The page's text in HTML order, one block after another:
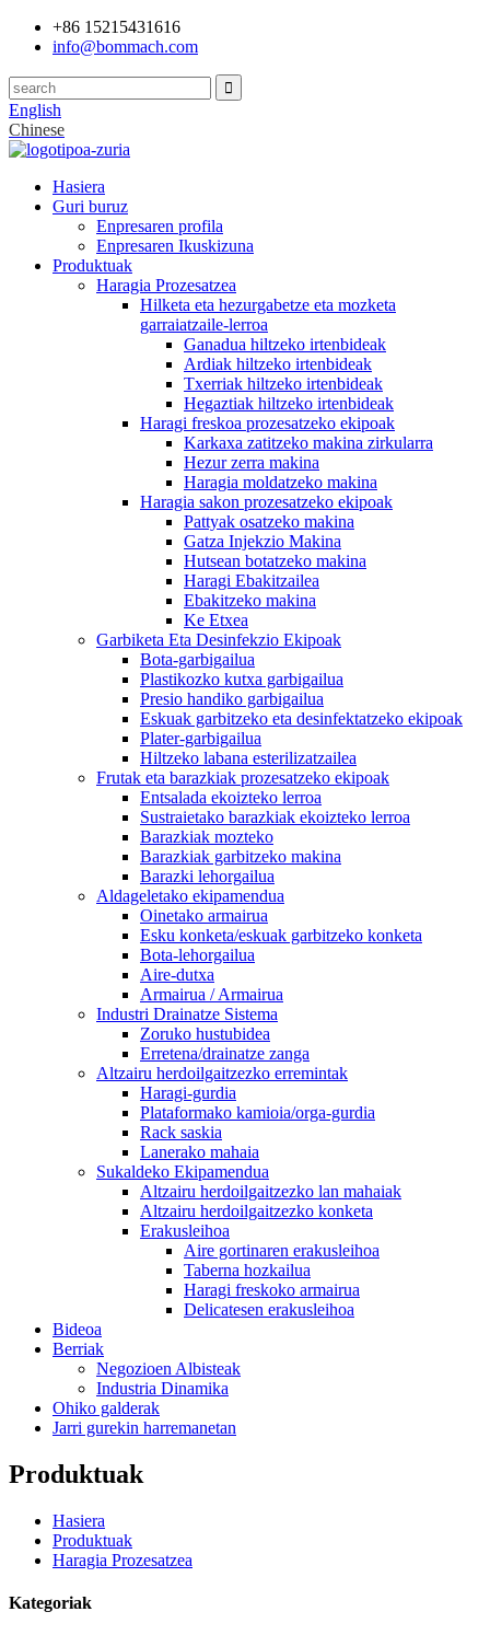
+86 15215431616
info@bommach.com
English
Chinese
Hasiera
Guri buruz
Enpresaren profila
Enpresaren Ikuskizuna
Produktuak
Haragia Prozesatzea
Hilketa eta hezurgabetze eta mozketa
garraiatzaile-lerroa
Ganadua hiltzeko irtenbideak
Ardiak hiltzeko irtenbideak
Txerriak hiltzeko irtenbideak
Hegaztiak hiltzeko irtenbideak
Haragi freskoa prozesatzeko ekipoak
Karkaxa zatitzeko makina zirkularra
Hezur zerra makina
Haragia moldatzeko makina
Haragia sakon prozesatzeko ekipoak
Pattyak osatzeko makina
Gatza Injekzio Makina
Hutsean botatzeko makina
Haragi Ebakitzailea
Ebakitzeko makina
Ke Etxea
Garbiketa Eta Desinfekzio Ekipoak
Bota-garbigailua
Plastikozko kutxa garbigailua
Presio handiko garbigailua
Eskuak garbitzeko eta desinfektatzeko ekipoak
Plater-garbigailua
Hiltzeko labana esterilizatzailea
Frutak eta barazkiak prozesatzeko ekipoak
Entsalada ekoizteko lerroa
Sustraietako barazkiak ekoizteko lerroa
Barazkiak mozteko
Barazkiak garbitzeko makina
Barazki lehorgailua
Aldageletako ekipamendua
Oinetako armairua
Esku konketa/eskuak garbitzeko konketa
Bota-lehorgailua
Aire-dutxa
Armairua / Armairua
Industri Drainatze Sistema
Zoruko hustubidea
Erretena/drainatze zanga
Altzairu herdoilgaitzezko erremintak
Haragi-gurdia
Plataformako kamioia/orga-gurdia
Rack saskia
Lanerako mahaia
Sukaldeko Ekipamendua
Altzairu herdoilgaitzezko lan mahaiak
Altzairu herdoilgaitzezko konketa
Erakusleihoa
Aire gortinaren erakusleihoa
Taberna hozkailua
Haragi freskoko armairua
Delicatesen erakusleihoa
Bideoa
Berriak
Negozioen Albisteak
Industria Dinamika
Ohiko galderak
Jarri gurekin harremanetan
Produktuak
Hasiera
Produktuak
Haragia Prozesatzea
Kategoriak